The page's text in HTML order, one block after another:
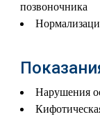
позвоночника
Нарушения